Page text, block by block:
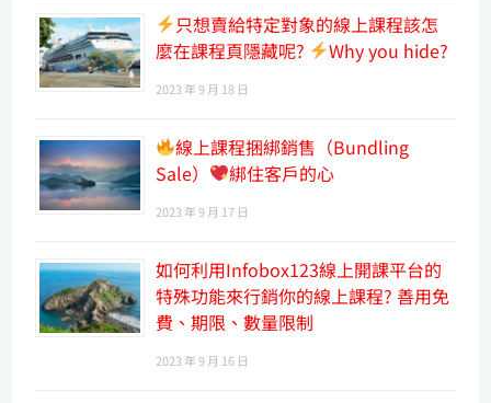
只想賣給特定對象的線上課程該怎
麼在課程頁隱藏呢?
Why you hide?
2023 年 9 月 18 日
線上課程捆綁銷售（Bundling
Sale）
綁住客戶的心
2023 年 9 月 17 日
如何利用Infobox123線上開課平台的
特殊功能來行銷你的線上課程? 善用免
費、期限、數量限制
2023 年 9 月 16 日